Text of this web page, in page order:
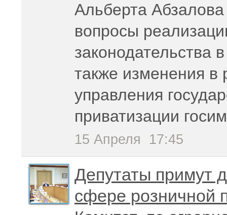
Альберта
вопросы
законодательства
также изменения в
управления
приватизации
15 Апреля 17:45
Депутаты примут
сфере розничной